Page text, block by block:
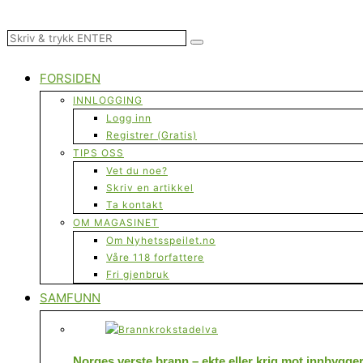
FORSIDEN
INNLOGGING
Logg inn
Registrer (Gratis)
TIPS OSS
Vet du noe?
Skriv en artikkel
Ta kontakt
OM MAGASINET
Om Nyhetsspeilet.no
Våre 118 forfattere
Fri gjenbruk
SAMFUNN